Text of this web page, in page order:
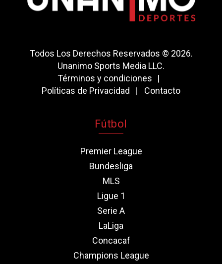
Todos Los Derechos Reservados © 2026.
Unanimo Sports Media LLC.
Términos y condiciones
Políticas de Privacidad
Contacto
Fútbol
Premier League
Bundesliga
MLS
Ligue 1
Serie A
LaLiga
Concacaf
Champions League